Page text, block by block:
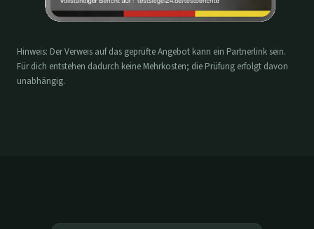
Hinweis: Der Verweis auf das geprüfte Angebot kann ein Partnerlink sein.
Für dich entstehen dadurch keine Mehrkosten; die Prüfung erfolgt davon
unabhängig.